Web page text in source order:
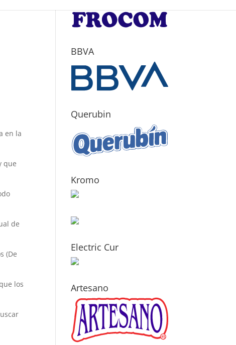
en la
que
de
(De
los
BBVA
Querubin
Kromo
Electric Cur
Artesano